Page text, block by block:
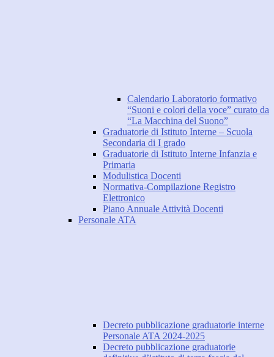
Calendario Laboratorio formativo
“Suoni e colori della voce” curato da
“La Macchina del Suono”
Graduatorie di Istituto Interne – Scuola
Secondaria di I grado
Graduatorie di Istituto Interne Infanzia e
Primaria
Modulistica Docenti
Normativa-Compilazione Registro
Elettronico
Piano Annuale Attività Docenti
Personale ATA
Decreto pubblicazione graduatorie interne
Personale ATA 2024-2025
Decreto pubblicazione graduatorie